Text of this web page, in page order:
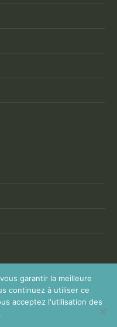
thérapeute
tous droits réservés.
garantir la meilleure
continuez à utiliser ce
acceptez l'utilisation des